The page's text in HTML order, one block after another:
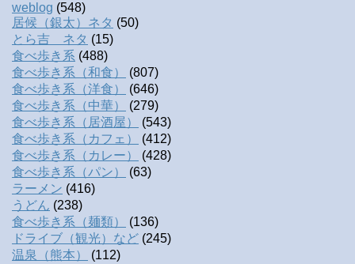
weblog (548)
居候（銀太）ネタ (50)
とら吉 ネタ (15)
食べ歩き系 (488)
食べ歩き系（和食）
(807)
食べ歩き系（洋食）
(646)
食べ歩き系（中華）
(279)
食べ歩き系（居酒屋）
(543)
食べ歩き系（カフェ）
(412)
食べ歩き系（カレー）
(428)
食べ歩き系（パン）
(63)
ラーメン (416)
うどん (238)
食べ歩き系（麺類）
(136)
ドライブ（観光）など (245)
温泉（熊本）
(112)